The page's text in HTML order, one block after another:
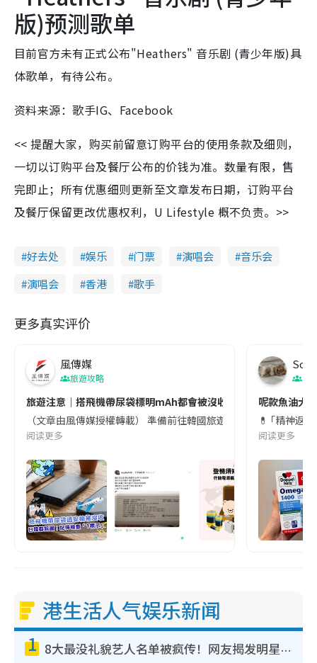
版)预测歌单
目前官方未有正式公布"Heathers" 音乐剧 (青少年版)具
体歌单，有待公布。
资料来源：歌手IG、Facebook
<< 提醒大家，购买前留意订购平台的使用条款及细则，
一切以订购平台及餐厅公布的价钱为准。数量有限，售
完即止；所有优惠细则更新至文章发布日期，订购平台
及餐厅保留更改优惠权利，U Lifestyle 概不负责。>>
好去处 娱乐 门票 演唱会
音乐会
演唱会
香港 歌手
更多真实评价
風傳媒
旅遊攻略
旅遊注意｜搭飛機帶尿袋標明mAh都會被沒收😱出發前切記檢查
（文章由風傳媒授權轉載） 準備前往韓國旅遊的民眾，近期要
阅读更多
Soul
呢款魚油大
💊 ｢精神返
阅读更多
港生活人气娱乐新闻
1 8大最没礼貌艺人名单被疯传！网友揭发明星真面目，一致数落这一位是无品天花板？